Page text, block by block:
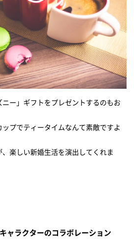
ー」ギフトをプレゼントするのもお
プでティータイムなんて素敵ですよ
楽しい新婚生活を演出してくれま
ャラクターのコラボレーション